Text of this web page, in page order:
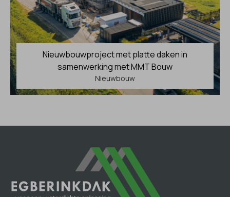
Nieuwbouwproject met platte daken in
samenwerking met MMT Bouw
Nieuwbouw